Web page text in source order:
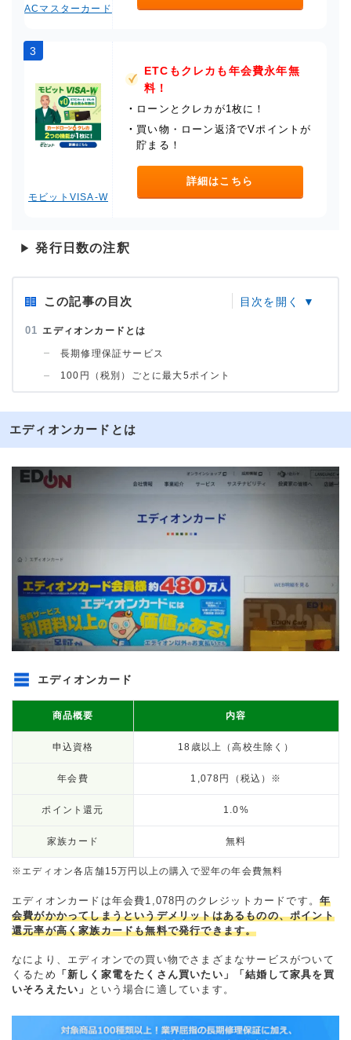
ACマスターカード
3
モビットVISA-W
ETCもクレカも年会費永年無
料！
・ ローンとクレカが1枚に！
・ 買い物・ローン返済でVポイントが
貯まる！
詳細はこちら
▶ 発行日数の注釈
この記事の目次
エディオンカードとは
長期修理保証サービス
100円（税別）ごとに最大5ポイント
エディオンカードとは
エディオンカード
商品概要 内容
申込資格 18歳以上（高校生除く）
年会費 1,078円（税込）※
ポイント還元 1.0%
家族カード 無料
※エディオン各店舗15万円以上の購入で翌年の年会費無料
エディオンカードは年会費1,078円のクレジットカードです。 年
会費がかかってしまうというデメリットはあるものの、ポイント
還元率が高く家族カードも無料で発行できます。
なにより、エディオンでの買い物でさまざまなサービスがついて
くるため 「新しく家電をたくさん買いたい」「結婚して家具を買
いそろえたい」
という場合に適しています。